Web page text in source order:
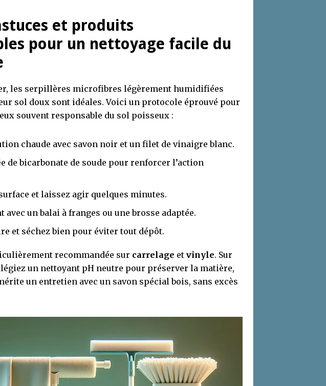
et produits
pour un nettoyage facile du
les serpillères microfibres légèrement humidifiées
sol doux sont idéales. Voici un protocole éprouvé pour
souvent responsable du sol poisseux :
chaude avec savon noir et un filet de vinaigre blanc.
de bicarbonate de soude pour renforcer l’action
et laissez agir quelques minutes.
avec un balai à franges ou une brosse adaptée.
et séchez bien pour éviter tout dépôt.
recommandée sur carrelage et vinyle. Sur
un nettoyant pH neutre pour préserver la matière,
un entretien avec un savon spécial bois, sans excès